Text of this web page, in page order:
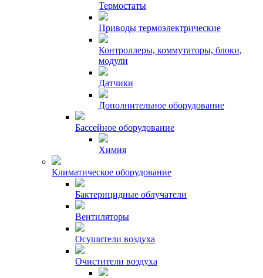
Термостаты
Приводы термоэлектрические
Контроллеры, коммутаторы, блоки,
модули
Датчики
Дополнительное оборудование
Бассейное оборудование
Химия
Климатическое оборудование
Бактерицидные облучатели
Вентиляторы
Осушители воздуха
Очистители воздуха